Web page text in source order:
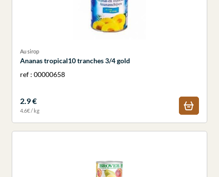
Au sirop
Ananas tropical10 tranches 3/4 gold
ref : 00000658
2.9 €
4.6€ / kg